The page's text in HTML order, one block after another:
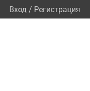
Вход / Регистрация